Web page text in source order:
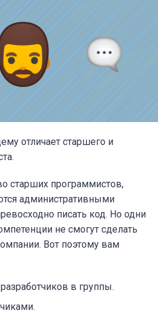
отличает старшего и
старших программистов,
административными
писать код. Но одни
не смогут сделать
Вот поэтому вам
в группы.